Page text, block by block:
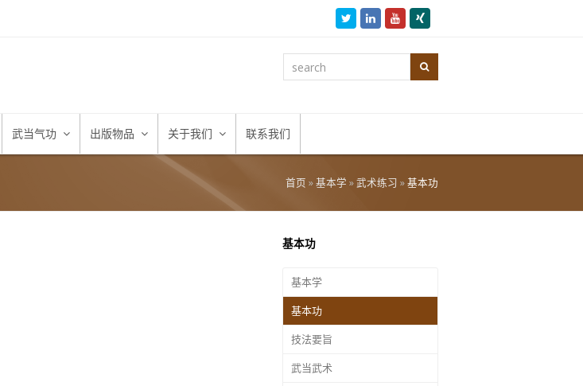
TwitterLinkedInYoutube
Xing
search
武当气功 出版物品 关于我们 联系我们
首页 »基本学 »武术练习 »基本功
基本功
基本学
基本功
技法要旨
武当武术